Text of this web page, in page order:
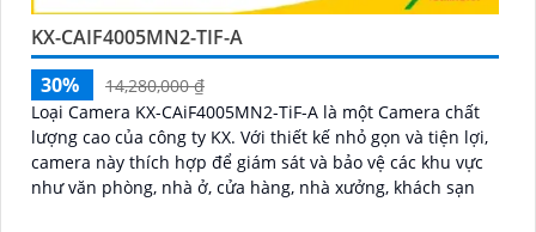
KX-CAIF4005MN2-TIF-A
30%
14,280,000 ₫
Loại Camera KX-CAiF4005MN2-TiF-A là một Camera chất
lượng cao của công ty KX. Với thiết kế nhỏ gọn và tiện lợi,
camera này thích hợp để giám sát và bảo vệ các khu vực
như văn phòng, nhà ở, cửa hàng, nhà xưởng, khách sạn